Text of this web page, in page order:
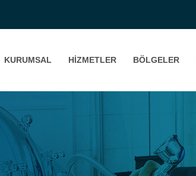
KURUMSAL HİZMETLER BÖLGELER